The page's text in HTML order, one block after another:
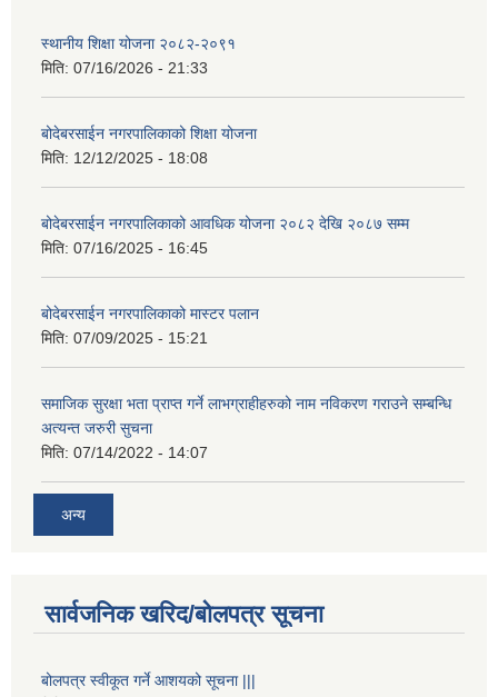
स्थानीय शिक्षा योजना २०८२-२०९१
मिति: 07/16/2026 - 21:33
बोदेबरसाईन नगरपालिकाको शिक्षा योजना
मिति: 12/12/2025 - 18:08
बोदेबरसाईन नगरपालिकाको आवधिक योजना २०८२ देखि २०८७ सम्म
मिति: 07/16/2025 - 16:45
बोदेबरसाईन नगरपालिकाको मास्टर पलान
मिति: 07/09/2025 - 15:21
समाजिक सुरक्षा भता प्राप्त गर्ने लाभग्राहीहरुको नाम नविकरण गराउने सम्बन्धि
अत्यन्त जरुरी सुचना
मिति: 07/14/2022 - 14:07
अन्य
सार्वजनिक खरिद/बोलपत्र सूचना
बोलपत्र स्वीकूत गर्ने आशयको सूचना |||